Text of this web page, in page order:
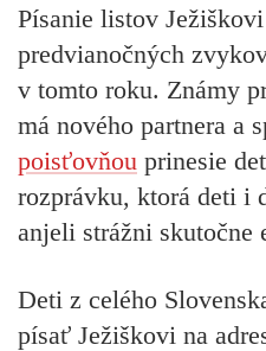
Písanie listov
predvianočných
v tomto roku. Známy
má nového partnera a
poisťovňou prinesie
rozprávku, ktorá deti i
anjeli strážni skutočne
Deti z celého
písať Ježiškovi na